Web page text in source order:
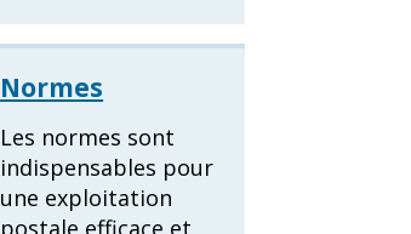
Normes
Les normes sont
indispensables pour
une exploitation
postale efficace et